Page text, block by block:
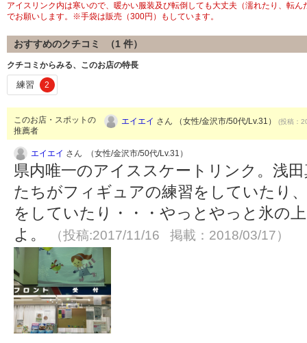
アイスリンク内は寒いので、暖かい服装及び転倒しても大丈夫（濡れたり、転
でお願いします。※手袋は販売（300円）もしています。
おすすめのクチコミ （1 件）
クチコミからみる、このお店の特長
練習 2
このお店・スポットの
推薦者
エイエイ さん （女性/金沢市/50代/Lv.31） (投稿：
エイエイ さん （女性/金沢市/50代/Lv.31）
県内唯一のアイススケートリンク。浅
たちがフィギュアの練習をしていたり
をしていたり・・・やっとやっと氷の
よ。
（投稿:2017/11/16 掲載：2018/03/17）